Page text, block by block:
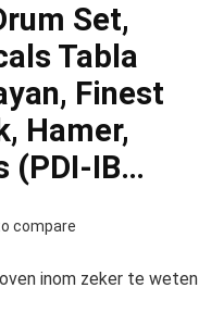
Set,
Tabla
Finest
Hamer,
(PDI-IB…
compare
inom zeker te weten